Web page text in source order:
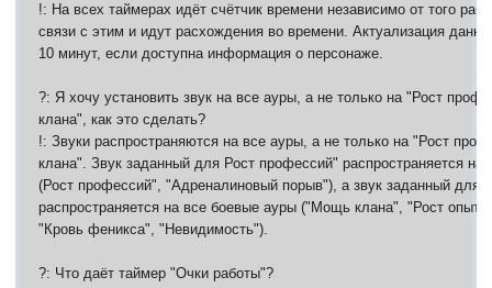
!: На всех таймерах идёт счётчик времени независимо от того
связи с этим и идут расхождения во времени. Актуализация
10 минут, если доступна информация о персонаже.
?: Я хочу установить звук на все ауры, а не только на "Рост
клана", как это сделать?
!: Звуки распространяются на все ауры, а не только на "Рост
клана". Звук заданный для Рост профессий" распространяется
(Рост профессий", "Адреналиновый порыв"), а звук заданный для
распространяется на все боевые ауры ("Мощь клана", "Рост
"Кровь феникса", "Невидимость").
?: Что даёт таймер "Очки работы"?